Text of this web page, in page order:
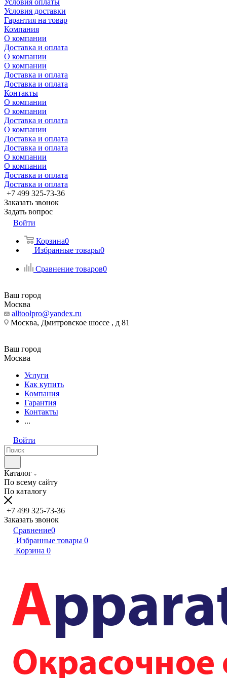
Условия оплаты
Условия доставки
Гарантия на товар
Компания
О компании
Доставка и оплата
О компании
О компании
Доставка и оплата
Доставка и оплата
Контакты
О компании
О компании
Доставка и оплата
О компании
Доставка и оплата
Доставка и оплата
О компании
О компании
Доставка и оплата
Доставка и оплата
+7 499 325-73-36
Заказать звонок
Задать вопрос
Войти
Корзина0
Избранные товары0
Сравнение товаров0
Ваш город
Москва
alltoolpro@yandex.ru
Москва, Дмитровское шоссе , д 81
Ваш город
Москва
Услуги
Как купить
Компания
Гарантия
Контакты
...
Войти
Каталог
По всему сайту
По каталогу
+7 499 325-73-36
Заказать звонок
Сравнение0
Избранные товары 0
Корзина 0